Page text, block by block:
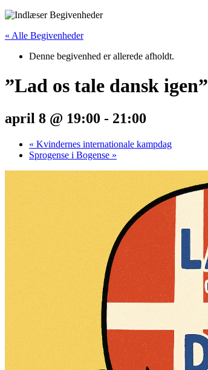
« Alle Begivenheder
Denne begivenhed er allerede afholdt.
”Lad os tale dansk igen”
april 8 @ 19:00 - 21:00
« Kvindernes internationale kampdag
Sprogense i Bogense »